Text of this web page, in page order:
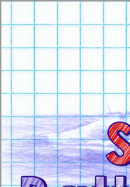
[object HTMLMetaElement]
пополнить счет